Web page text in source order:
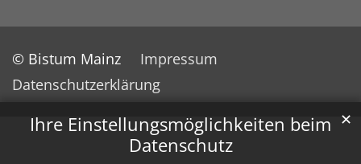
Ihre Einstellungsmöglichkeiten beim
Datenschutz
✕
© Bistum Mainz
Impressum
Datenschutzerklärung